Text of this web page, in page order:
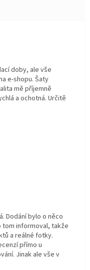
hvězdiček.
doby, ale vše
e-shopu. Šaty
mě příjemně
a ochotná. Určitě
hvězdiček.
hvězdiček.
Dodání bylo o něco
tom informoval, takže
a reálné fotky.
přímo u
Jinak ale vše v